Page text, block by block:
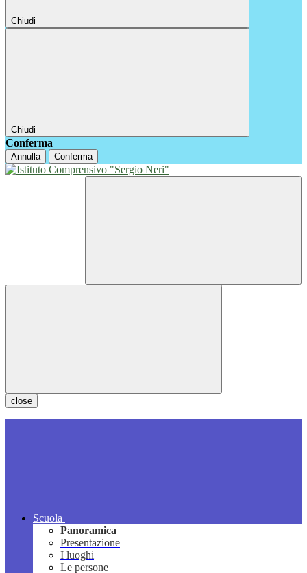
Chiudi
Chiudi
Conferma
Annulla Conferma
close
Scuola
Panoramica
Presentazione
I luoghi
Le persone